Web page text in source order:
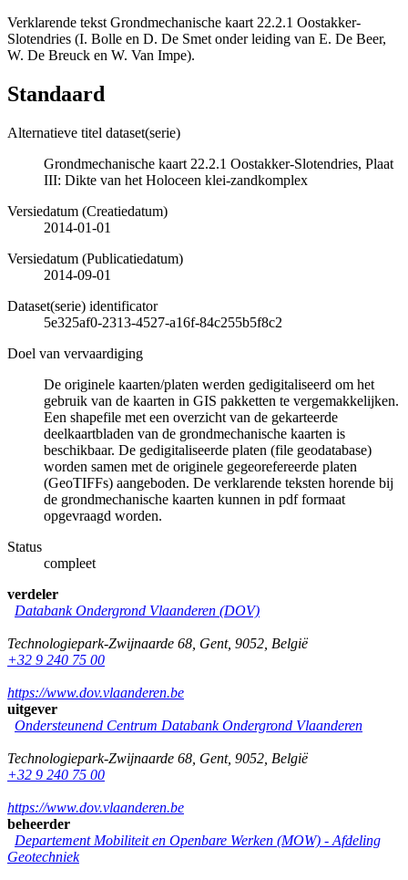
Verklarende tekst Grondmechanische kaart 22.2.1 Oostakker-
Slotendries (I. Bolle en D. De Smet onder leiding van E. De Beer,
W. De Breuck en W. Van Impe).
Standaard
Alternatieve titel dataset(serie)
Grondmechanische kaart 22.2.1 Oostakker-Slotendries, Plaat
III: Dikte van het Holoceen klei-zandkomplex
Versiedatum (Creatiedatum)
2014-01-01
Versiedatum (Publicatiedatum)
2014-09-01
Dataset(serie) identificator
5e325af0-2313-4527-a16f-84c255b5f8c2
Doel van vervaardiging
De originele kaarten/platen werden gedigitaliseerd om het
gebruik van de kaarten in GIS pakketten te vergemakkelijken.
Een shapefile met een overzicht van de gekarteerde
deelkaartbladen van de grondmechanische kaarten is
beschikbaar. De gedigitaliseerde platen (file geodatabase)
worden samen met de originele gegeorefereerde platen
(GeoTIFFs) aangeboden. De verklarende teksten horende bij
de grondmechanische kaarten kunnen in pdf formaat
opgevraagd worden.
Status
compleet
verdeler
Databank Ondergrond Vlaanderen (DOV)
Technologiepark-Zwijnaarde 68 Gent, 9052 België
+32 9 240 75 00
https://www.dov.vlaanderen.be
uitgever
Ondersteunend Centrum Databank Ondergrond Vlaanderen
Technologiepark-Zwijnaarde 68 Gent, 9052 België
+32 9 240 75 00
https://www.dov.vlaanderen.be
beheerder
Departement Mobiliteit en Openbare Werken (MOW) - Afdeling
Geotechniek